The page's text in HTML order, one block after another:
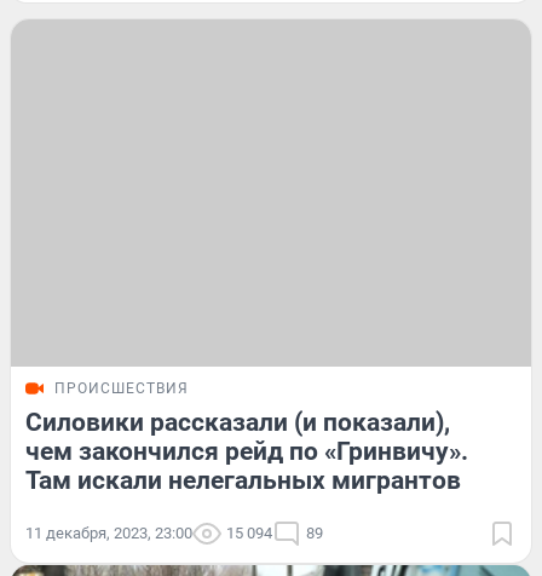
ПРОИСШЕСТВИЯ
Силовики рассказали (и показали),
чем закончился рейд по «Гринвичу».
Там искали нелегальных мигрантов
11 декабря, 2023, 23:00 15 094 89